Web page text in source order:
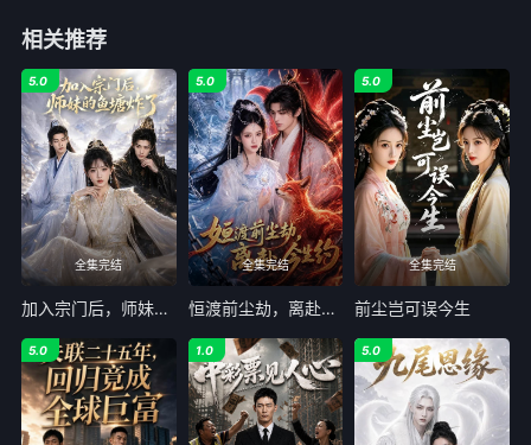
相关推荐
全集完结
5.0
加入宗门后，师妹的鱼塘炸了
全集完结
5.0
恒渡前尘劫，离赴今生约
全集完结
5.0
前尘岂可误今生
5.0 1.0 5.0